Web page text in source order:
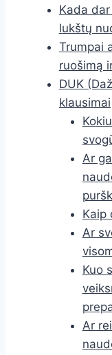
Kada
lukštų
Trumpai
ruošimą
DUK
Ar
Kaip
Ar
Kuo
Ar